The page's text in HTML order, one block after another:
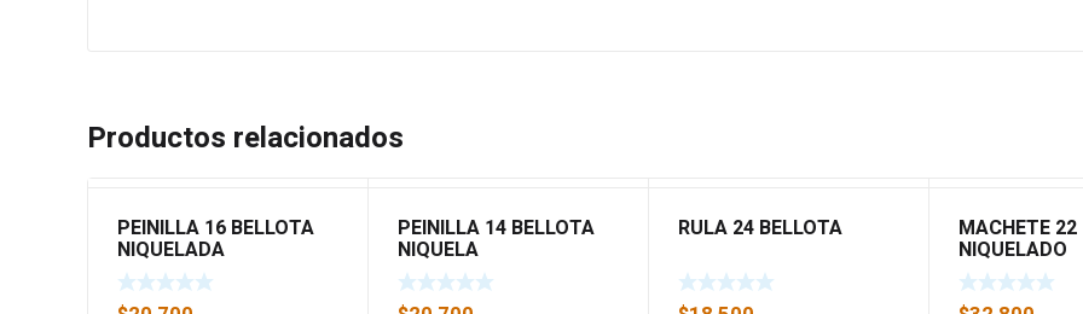
Productos relacionados
PEINILLA 16 BELLOTA
NIQUELADA
PEINILLA 14 BELLOTA
NIQUELA
RULA 24 BELLOTA MACHETE 22
NIQUELADO